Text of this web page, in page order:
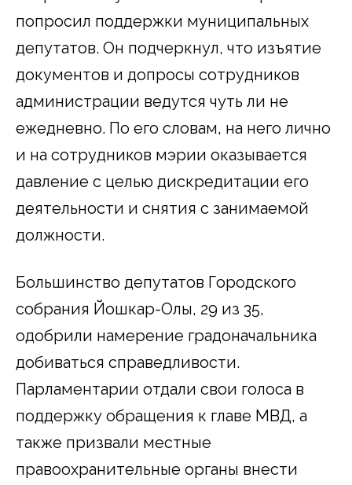
попросил поддержки муниципальных
депутатов. Он подчеркнул, что изъятие
документов и допросы сотрудников
администрации ведутся чуть ли не
ежедневно. По его словам, на него лично
и на сотрудников мэрии оказывается
давление с целью дискредитации его
деятельности и снятия с занимаемой
должности.
Большинство депутатов Городского
собрания Йошкар-Олы, 29 из 35,
одобрили намерение градоначальника
добиваться справедливости.
Парламентарии отдали свои голоса в
поддержку обращения к главе МВД, а
также призвали местные
правоохранительные органы внести